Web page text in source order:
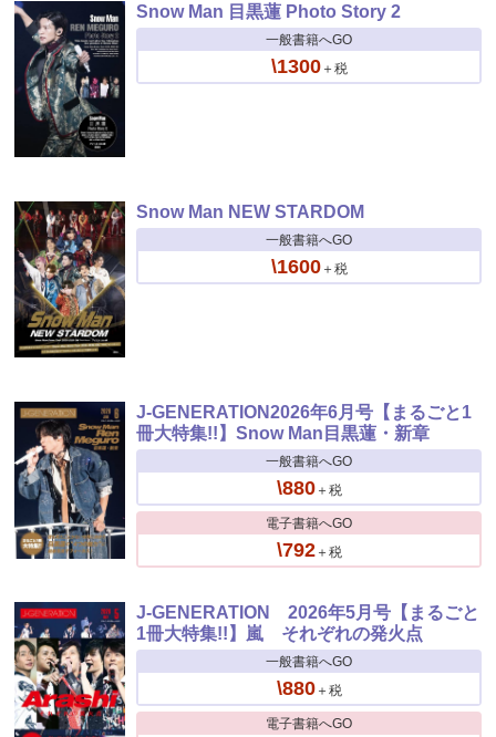
Snow Man 目黒蓮 Photo Story 2
一般書籍へGO
\1300＋税
Snow Man NEW STARDOM
一般書籍へGO
\1600＋税
J-GENERATION2026年6月号【まるごと1
冊大特集!!】Snow Man目黒蓮・新章
一般書籍へGO
\880＋税
電子書籍へGO
\792＋税
J-GENERATION 2026年5月号【まるごと
1冊大特集!!】嵐 それぞれの発火点
一般書籍へGO
\880＋税
電子書籍へGO